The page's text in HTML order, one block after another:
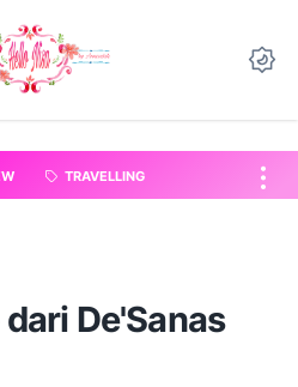
TRAVELLING
De'Sanas